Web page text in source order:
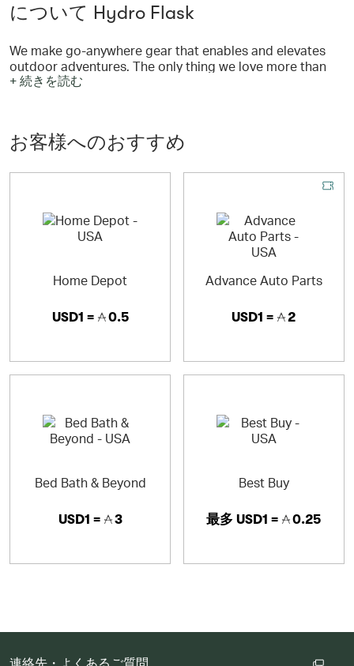
について Hydro Flask
We make go-anywhere gear that enables and elevates
outdoor adventures. The only thing we love more than
spending time in natural places is sharing the experience
we're in.
+ 続きを読む
お客様へのおすすめ
Home Depot
USD1 = 0.5
Advance Auto Parts
USD1 = 2
Bed Bath & Beyond
USD1 = 3
Best Buy
最多 USD1 = 0.25